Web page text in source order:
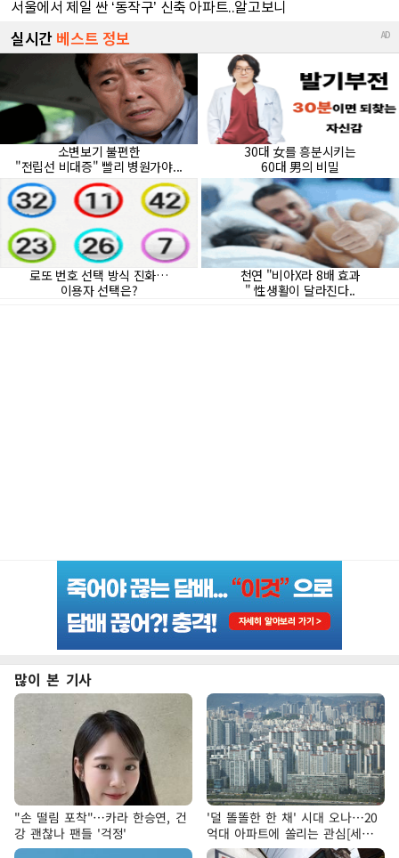
많이 본 기사
"손 떨림 포착"…카라 한승연, 건
강 괜찮나 팬들 '걱정'
'덜 똘똘한 한 채' 시대 오나…20
억대 아파트에 쏠리는 관심[세제
개편, 그 이후②]